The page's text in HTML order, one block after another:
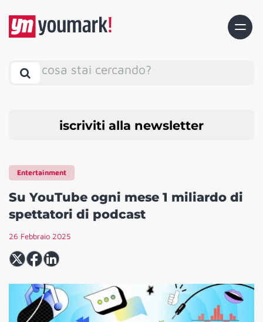
cosa stai cercando?
iscriviti alla newsletter
Entertainment
Su YouTube ogni mese 1 miliardo di
spettatori di podcast
26 Febbraio 2025